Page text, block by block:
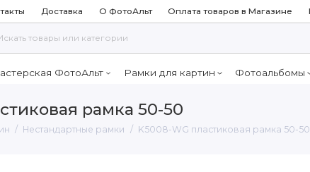
Доставка О ФотоАльт Оплата товаров в Магазине
ФотоАльт Рамки для картин Фотоальбомы
рамка 50-50
Нестандартные рамки K5008-WG пластиковая рамка 50-50